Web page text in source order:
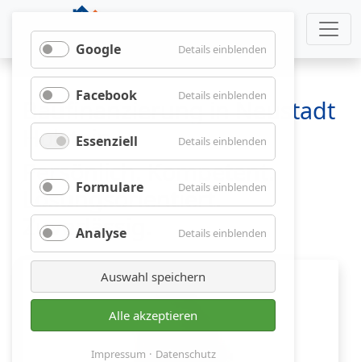
Google Details einblenden
Google
Facebook Details einblenden
Facebook
Essenziell Details einblenden
Essenziell
Formulare Details einblenden
Formulare
Analyse Details einblenden
Analyse
Auswahl speichern
Alle akzeptieren
Impressum Datenschutz
Baufinanzierung in Neustadt
Holstein
Persönlich. Kompetent.
Lösungsorientiert.
Zuverlässig.